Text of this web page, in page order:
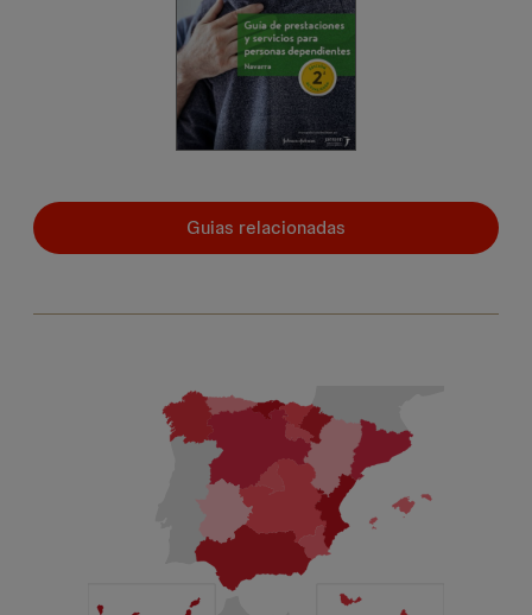
Guias relacionadas